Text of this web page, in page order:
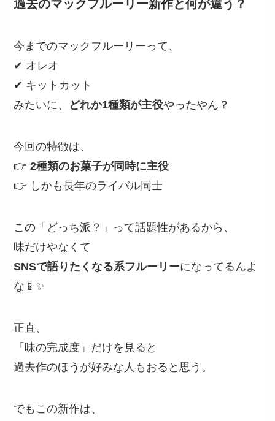
過去のマックフルーリー新作と何が違う？
今までのマックフルーリーって、
✔ オレオ
✔ キットカット
みたいに、
どれか1種類が主役やったやん？
今回の特徴は、
👉2種類のお菓子が同時に主役
👉 しかも長年のライバル同士
この「どっち派？」って話題性があるから、
味だけやなくて
SNSで語りたくなる系フルーリーになってるんよ
な📱✨
正直、
「味の完成度」だけを見ると
過去作のほうが好みな人もおると思う。
でもこの新作は、